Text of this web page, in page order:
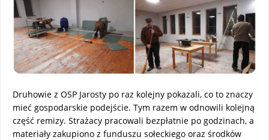
Druhowie z OSP Jarosty po raz kolejny pokazali, co to znaczy
mieć gospodarskie podejście. Tym razem w odnowili kolejną
część remizy. Strażacy pracowali bezpłatnie po godzinach, a
materiały zakupiono z funduszu sołeckiego oraz środków